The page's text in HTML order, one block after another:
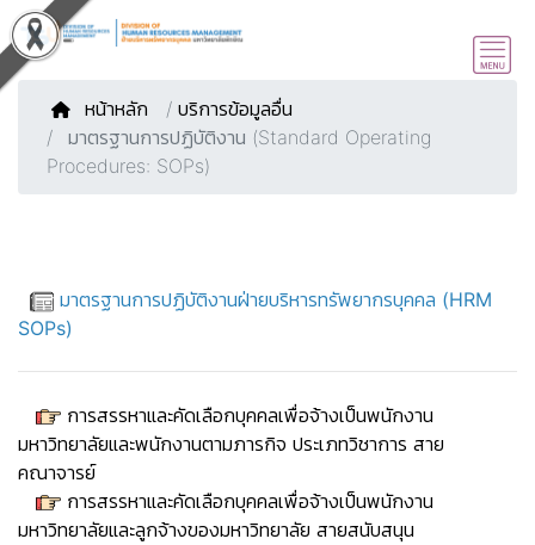
หน้าหลัก / บริการข้อมูลอื่น
มาตรฐานการปฏิบัติงาน (Standard Operating
Procedures: SOPs)
มาตรฐานการปฏิบัติงานฝ่ายบริหารทรัพยากรบุคคล (HRM
SOPs)
การสรรหาและคัดเลือกบุคคลเพื่อจ้างเป็นพนักงาน
มหาวิทยาลัยและพนักงานตามภารกิจ ประเภทวิชาการ สาย
คณาจารย์
การสรรหาและคัดเลือกบุคคลเพื่อจ้างเป็นพนักงาน
มหาวิทยาลัยและลูกจ้างของมหาวิทยาลัย สายสนับสนุน